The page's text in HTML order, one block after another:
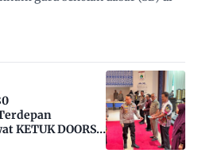
KETUK DOORS